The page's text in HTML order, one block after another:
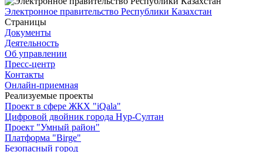
Электронное правительство Республики Казахстан
Страницы
Документы
Деятельность
Об управлении
Пресс-центр
Контакты
Онлайн-приемная
Реализуемые проекты
Проект в сфере ЖКХ "iQala"
Цифровой двойник города Нур-Султан
Проект "Умный район"
Платформа "Birge"
Безопасный город